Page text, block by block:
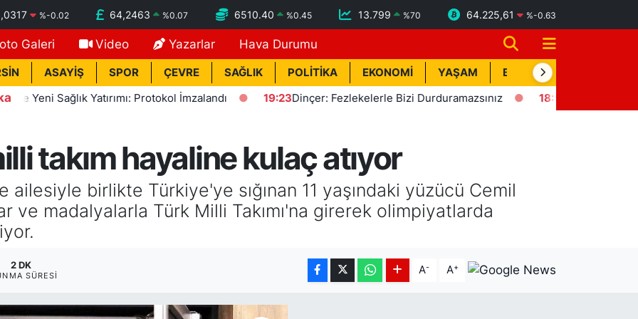
%-0.02 64,2463 %0.07 6510.40 %0.45 13.799 %70 64.225,61 %-0.63
Galeri Video Yazarlar Hava Durumu
ASAYİŞ SPOR ÇEVRE SAĞLIK POLİTİKA EKONOMİ YAŞAM BİK İLAN
Sağlık Yatırımı: Protokol İmzalandı 19:23 Dinçer: Fezlekelerle Bizi Durduramazsınız 18:57 Erdemli'de Deprem!
takım hayaline kulaç atıyor
birlikte Türkiye'ye sığınan 11 yaşındaki yüzücü Cemil
ve madalyalarla Türk Milli Takımı'na girerek olimpiyatlarda
2 DK
SÜRESI A- A+